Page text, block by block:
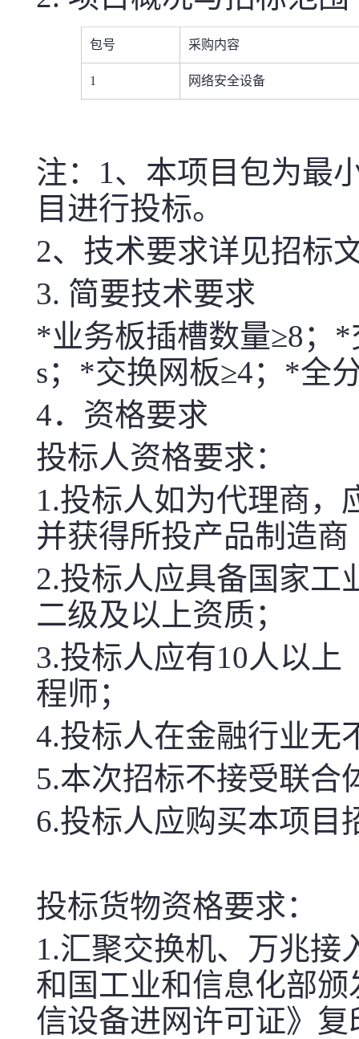
包号 采购内容
1 网络安全设备
注：1、本项目包为最
目进行投标。
2、技术要求详见招标
3. 简要技术要求
*业务板插槽数量≥8；*
s；*交换网板≥4；*全
4．资格要求
投标人资格要求：
1.投标人如为代理商，
并获得所投产品制造
2.投标人应具备国家工
二级及以上资质；
3.投标人应有10人以上
程师；
4.投标人在金融行业无
5.本次招标不接受联合
6.投标人应购买本项目
投标货物资格要求：
1.汇聚交换机、 万兆接
和国工业和信息化部
信设备进网许可证》